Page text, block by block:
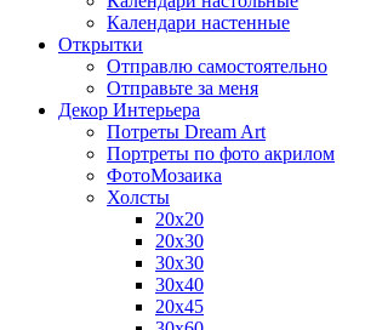
Календари настенные
Открытки
Отправлю самостоятельно
Отправьте за меня
Декор Интерьера
Потреты Dream Art
Портреты по фото акрилом
ФотоМозаика
Холсты
20х20
20х30
30х30
30х40
20х45